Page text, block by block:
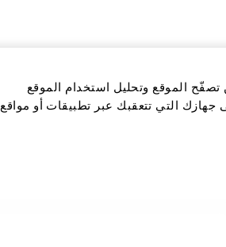
الموقع وتحليل استخدام الموقع
جهازك التي تتعقبك عبر تطبيقات أو مواقع